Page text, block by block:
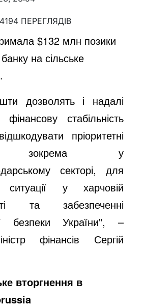
ПЕРЕГЛЯДІВ
$132 млн позики
на сільське
дозволять і надалі
фінансову стабільність
пріоритетні
зокрема у
секторі, для
ситуації у харчовій
та забезпеченні
безпеки України", –
фінансів Сергій
вторгнення в